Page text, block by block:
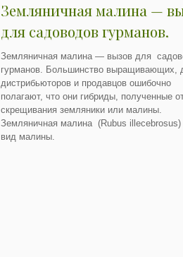
Земляничная малина —
для садоводов гурманов.
Земляничная малина — вызов для
гурманов. Большинство выращивающих,
дистрибьюторов и продавцов ошибочно
полагают, что они гибриды, полученные
скрещивания земляники или малины.
Земляничная малина (Rubus
вид малины.